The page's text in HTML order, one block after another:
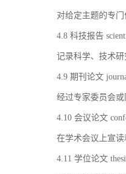
对给定主题的专
4.8 科技报告
记录科学、技术
4.9 期刊论文
经过专家委员会
4.10 会议论文
在学术会议上宣
4.11 学位论文